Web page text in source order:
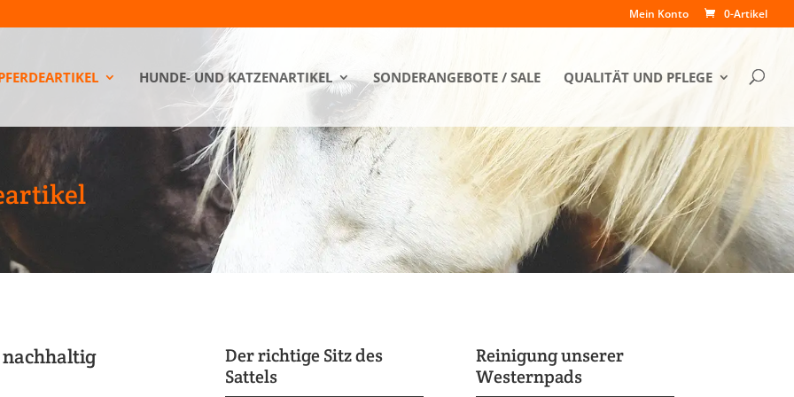
Mein Konto 0-Artikel
HUNDE- UND KATZENARTIKEL SONDERANGEBOTE / SALE QUALITÄT UND PFLEGE
nachhaltig
Der richtige Sitz des
Sattels
Reinigung unserer
Westernpads